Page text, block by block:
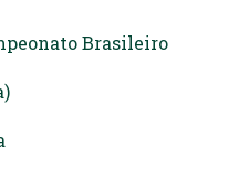
Brasileiro